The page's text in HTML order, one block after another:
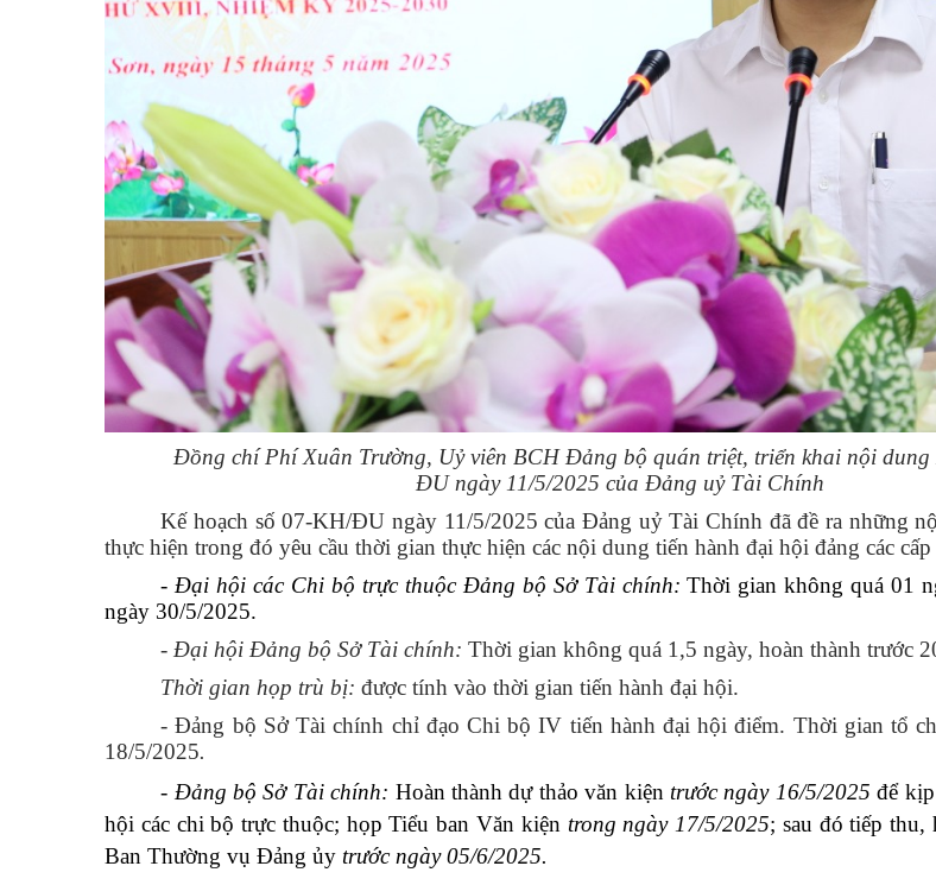
Đồng chí Phí Xuân Trường, Uỷ viên BCH Đảng bộ quán triệt, triển khai nội dung
ĐU ngày 11/5/2025 của Đảng uỷ Tài Chính
Kế hoạch số07-KH/ĐU ngày 11/5/2025 của Đảng uỷ Tài Chính đã đề ra những
thực hiện trong đó yêu cầu thời gian thực hiện các nội dung tiến hành đại hội đảng các cấp
- Đại hội các Chi bộ trực thuộc Đảng bộ Sở Tài chính: Thời gian không quá 01
ngày 30/5/2025.
- Đại hội Đảng bộ Sở Tài chính:Thời gian không quá 1,5 ngày, hoàn thành trước
Thời gian họp trù bị: được tính vào thời gian tiến hành đại hội.
- Đảng bộ Sở Tài chính chỉ đạo Chi bộ IV tiến hành đại hội điểm. Thời gian tổ
18/5/2025.
- Đảng bộ Sở Tài chính: Hoàn thành dự thảo văn kiện trước ngày 16/5/2025 để
hội các chi bộ trực thuộc; họp Tiểu ban Văn kiện trong ngày 17/5/2025; sau đó tiếp thu,
Ban Thường vụ Đảng ủy trước ngày 05/6/2025.